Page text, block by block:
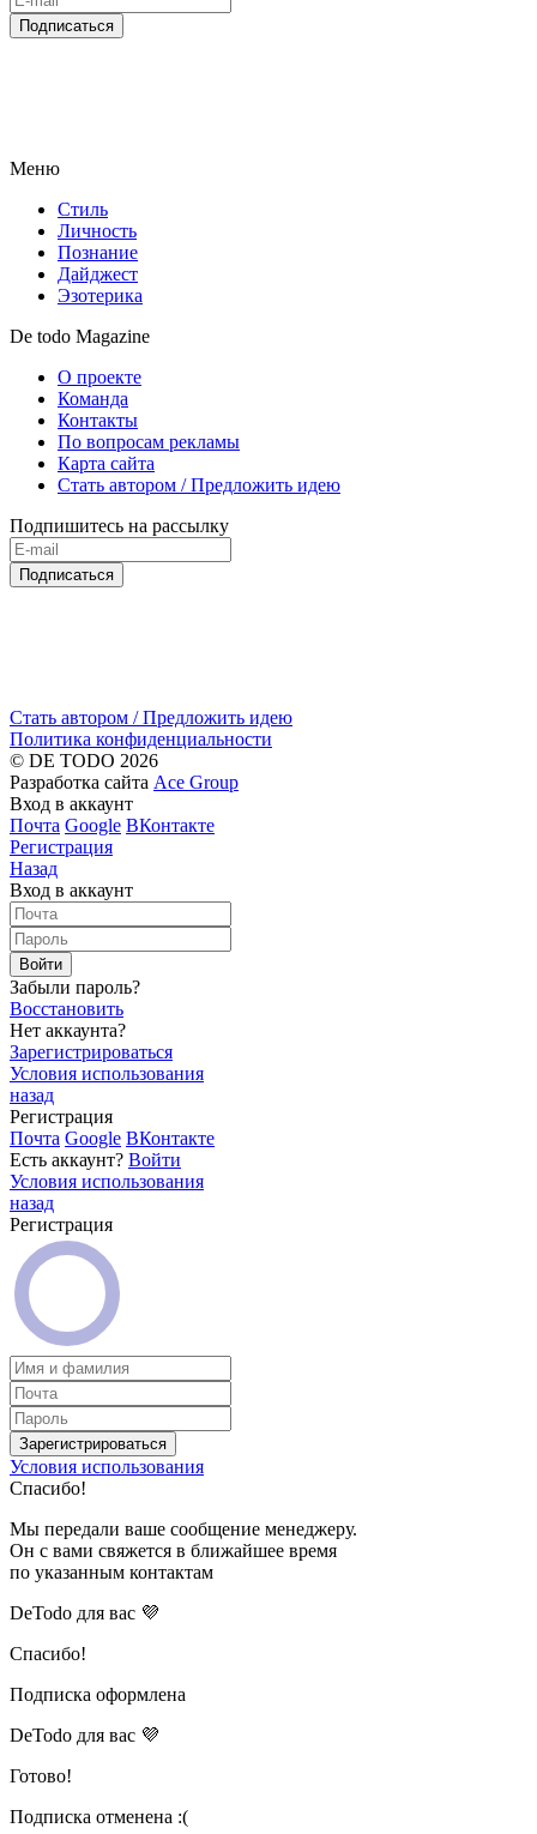
Подписаться
Меню
Стиль
Личность
Познание
Дайджест
Эзотерика
De todo Magazine
О проекте
Команда
Контакты
По вопросам рекламы
Карта сайта
Стать автором / Предложить идею
Подпишитесь на рассылку
Подписаться
Стать автором / Предложить идею
Политика конфиденциальности
© DE TODO 2026
Разработка сайта Ace Group
Вход в аккаунт
Почта Google ВКонтакте
Регистрация
Назад
Вход в аккаунт
Войти
Забыли пароль?
Восстановить
Нет аккаунта?
Зарегистрироваться
Условия использования
назад
Регистрация
Почта Google ВКонтакте
Есть аккаунт? Войти
Условия использования
назад
Регистрация
Зарегистрироваться
Условия использования
Спасибо!
Мы передали ваше сообщение менеджеру.
Он с вами свяжется в ближайшее время
по указанным контактам
DeTodo для вас 💜
Спасибо!
Подписка оформлена
DeTodo для вас 💜
Готово!
Подписка отменена :(